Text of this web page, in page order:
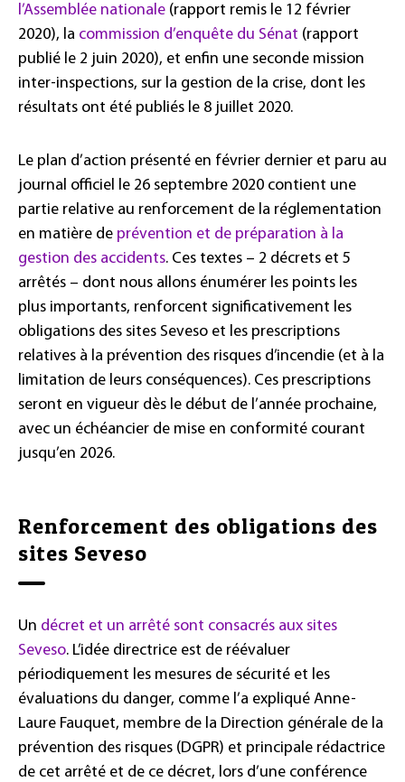
l’Assemblée nationale (rapport remis le 12 février
2020), la commission d’enquête du Sénat (rapport
publié le 2 juin 2020), et enfin une seconde mission
inter-inspections, sur la gestion de la crise, dont les
résultats ont été publiés le 8 juillet 2020.
Le plan d’action présenté en février dernier et paru au
journal officiel le 26 septembre 2020 contient une
partie relative au renforcement de la réglementation
en matière de prévention et de préparation à la
gestion des accidents. Ces textes – 2 décrets et 5
arrêtés – dont nous allons énumérer les points les
plus importants, renforcent significativement les
obligations des sites Seveso et les prescriptions
relatives à la prévention des risques d’incendie (et à la
limitation de leurs conséquences). Ces prescriptions
seront en vigueur dès le début de l’année prochaine,
avec un échéancier de mise en conformité courant
jusqu’en 2026.
Renforcement des obligations des
sites Seveso
Un décret et un arrêté sont consacrés aux sites
Seveso. L’idée directrice est de réévaluer
périodiquement les mesures de sécurité et les
évaluations du danger, comme l’a expliqué Anne-
Laure Fauquet, membre de la Direction générale de la
prévention des risques (DGPR) et principale rédactrice
de cet arrêté et de ce décret, lors d’une conférence